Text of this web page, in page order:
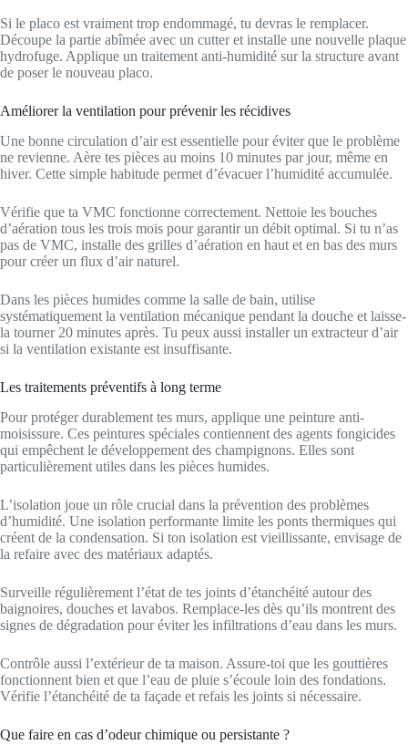
Si le placo est vraiment trop endommagé, tu devras le remplacer.
Découpe la partie abîmée avec un cutter et installe une nouvelle plaque
hydrofuge. Applique un traitement anti-humidité sur la structure avant
de poser le nouveau placo.
Améliorer la ventilation pour prévenir les récidives
Une bonne circulation d’air est essentielle pour éviter que le problème
ne revienne. Aère tes pièces au moins 10 minutes par jour, même en
hiver. Cette simple habitude permet d’évacuer l’humidité accumulée.
Vérifie que ta VMC fonctionne correctement. Nettoie les bouches
d’aération tous les trois mois pour garantir un débit optimal. Si tu n’as
pas de VMC, installe des grilles d’aération en haut et en bas des murs
pour créer un flux d’air naturel.
Dans les pièces humides comme la salle de bain, utilise
systématiquement la ventilation mécanique pendant la douche et laisse-
la tourner 20 minutes après. Tu peux aussi installer un extracteur d’air
si la ventilation existante est insuffisante.
Les traitements préventifs à long terme
Pour protéger durablement tes murs, applique une peinture anti-
moisissure. Ces peintures spéciales contiennent des agents fongicides
qui empêchent le développement des champignons. Elles sont
particulièrement utiles dans les pièces humides.
L’isolation joue un rôle crucial dans la prévention des problèmes
d’humidité. Une isolation performante limite les ponts thermiques qui
créent de la condensation. Si ton isolation est vieillissante, envisage de
la refaire avec des matériaux adaptés.
Surveille régulièrement l’état de tes joints d’étanchéité autour des
baignoires, douches et lavabos. Remplace-les dès qu’ils montrent des
signes de dégradation pour éviter les infiltrations d’eau dans les murs.
Contrôle aussi l’extérieur de ta maison. Assure-toi que les gouttières
fonctionnent bien et que l’eau de pluie s’écoule loin des fondations.
Vérifie l’étanchéité de ta façade et refais les joints si nécessaire.
Que faire en cas d’odeur chimique ou persistante ?